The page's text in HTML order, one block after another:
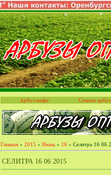
Арбуз-инфо Семена
Главная » 2015 » Июнь » 16 » Селитра 16 06
СЕЛИТРА 16 06 2015